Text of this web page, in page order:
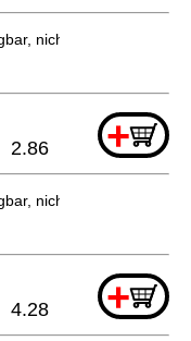
nicht bestellbar
+
2.86
nicht bestellbar
+
4.28